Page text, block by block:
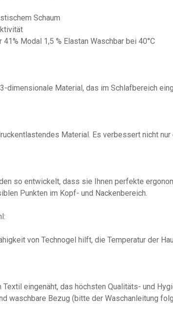
Schaum
Modal 1,5 % Elastan Waschbar bei 40°C
dimensionale Material, das im Schlafbereich
Material. Es verbessert nicht
so entwickelt, dass sie Ihnen perfekte
Punkten im Kopf- und Nackenbereich.
von Technogel hilft, die Temperatur der
Textil eingenäht, das höchsten Qualitäts- und
waschbare Bezug (bitte der Waschanleitung